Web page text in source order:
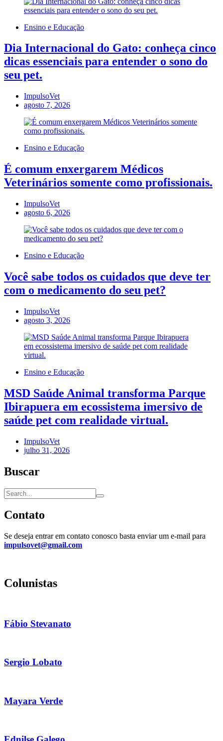
Ensino e Educação
Dia Internacional do Gato: conheça cinco
dicas essenciais para entender o sono do
seu pet.
ImpulsoVet
agosto 7, 2026
Ensino e Educação
É comum enxergarem Médicos
Veterinários somente como profissionais.
ImpulsoVet
agosto 6, 2026
Ensino e Educação
Você sabe todos os cuidados que deve ter
com o medicamento do seu pet?
ImpulsoVet
agosto 3, 2026
Ensino e Educação
MSD Saúde Animal transforma Parque
Ibirapuera em ecossistema imersivo de
saúde pet com realidade virtual.
ImpulsoVet
julho 31, 2026
Buscar
Contato
Se deseja entrar em contato conosco basta enviar um e-mail para
impulsovet@gmail.com
Colunistas
Fábio Stevanato
Sergio Lobato
Mayara Verde